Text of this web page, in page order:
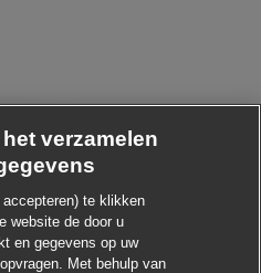
verzamelen
te klikken
website de door u
en gegevens op uw
Met behulp van
Chatbot-melding sluiten